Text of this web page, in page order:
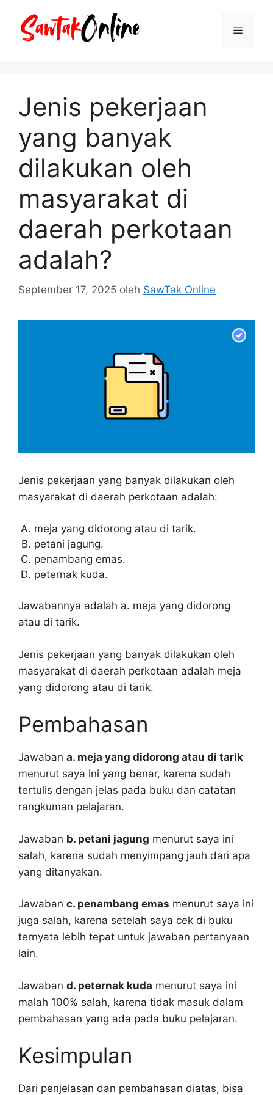
Menu
Jenis pekerjaan
yang banyak
dilakukan oleh
masyarakat di
daerah perkotaan
adalah?
September 17, 2025 oleh SawTak Online
Jenis pekerjaan yang banyak dilakukan oleh
masyarakat di daerah perkotaan adalah:
meja yang didorong atau di tarik.
petani jagung.
penambang emas.
peternak kuda.
Jawabannya adalah a. meja yang didorong
atau di tarik.
Jenis pekerjaan yang banyak dilakukan oleh
masyarakat di daerah perkotaan adalah meja
yang didorong atau di tarik.
Pembahasan
Jawaban a. meja yang didorong atau di tarik
menurut saya ini yang benar, karena sudah
tertulis dengan jelas pada buku dan catatan
rangkuman pelajaran.
Jawaban b. petani jagung menurut saya ini
salah, karena sudah menyimpang jauh dari apa
yang ditanyakan.
Jawaban c. penambang emas menurut saya ini
juga salah, karena setelah saya cek di buku
ternyata lebih tepat untuk jawaban pertanyaan
lain.
Jawaban d. peternak kuda menurut saya ini
malah 100% salah, karena tidak masuk dalam
pembahasan yang ada pada buku pelajaran.
Kesimpulan
Dari penjelasan dan pembahasan diatas, bisa